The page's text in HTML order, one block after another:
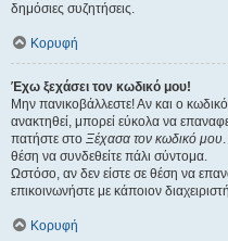
δημόσιες συζητήσεις.
Κορυφή
Έχω ξεχάσει τον κωδικό μου!
Μην πανικοβάλλεστε! Αν και ο
ανακτηθεί, μπορεί εύκολα να
πατήστε στο Ξέχασα τον κωδικό μου
θέση να συνδεθείτε πάλι σύντομα.
Ωστόσο, αν δεν είστε σε θέση να
επικοινωνήστε με κάποιον
Κορυφή